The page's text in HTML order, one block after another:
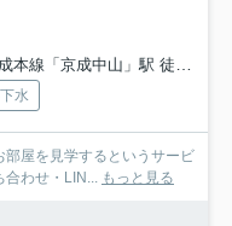
本線「京成中山」駅 徒歩10分
水
屋を見学するというサービ
合わせ・LIN... もっと見る